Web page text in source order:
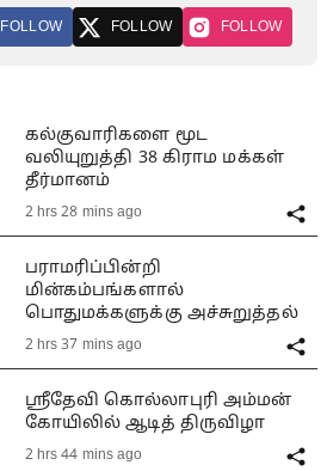
FOLLOW FOLLOW FOLLOW
கல்குவாரிகளை மூட
வலியுறுத்தி 38 கிராம மக்கள்
தீர்மானம்
2 hrs 28 mins ago
பராமரிப்பின்றி
மின்கம்பங்களால்
பொதுமக்களுக்கு அச்சுறுத்தல்
2 hrs 37 mins ago
ஸ்ரீதேவி கொல்லாபுரி அம்மன்
கோயிலில் ஆடித் திருவிழா
2 hrs 44 mins ago